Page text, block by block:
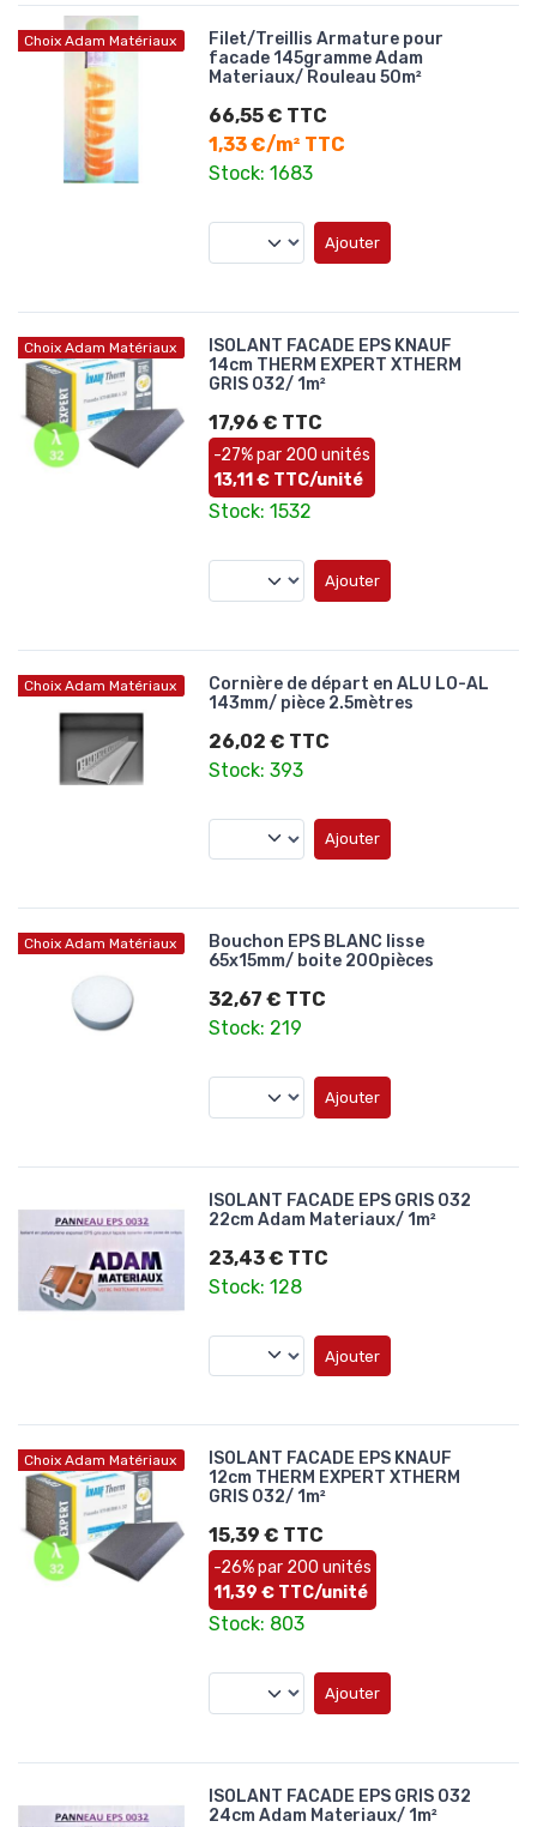
Choix Adam Matériaux
Filet/Treillis Armature pour
facade 145gramme Adam
Materiaux/ Rouleau 50m²
66,55 € TTC
1,33 €/m² TTC
Stock: 1683
Ajouter
Choix Adam Matériaux
ISOLANT FACADE EPS KNAUF
14cm THERM EXPERT XTHERM
GRIS 032/ 1m²
17,96 € TTC
-27% par 200 unités
13,11 € TTC/unité
Stock: 1532
Ajouter
Choix Adam Matériaux
Cornière de départ en ALU LO-AL
143mm/ pièce 2.5mètres
26,02 € TTC
Stock: 393
Ajouter
Choix Adam Matériaux
Bouchon EPS BLANC lisse
65x15mm/ boite 200pièces
32,67 € TTC
Stock: 219
Ajouter
ISOLANT FACADE EPS GRIS 032
22cm Adam Materiaux/ 1m²
23,43 € TTC
Stock: 128
Ajouter
Choix Adam Matériaux
ISOLANT FACADE EPS KNAUF
12cm THERM EXPERT XTHERM
GRIS 032/ 1m²
15,39 € TTC
-26% par 200 unités
11,39 € TTC/unité
Stock: 803
Ajouter
ISOLANT FACADE EPS GRIS 032
24cm Adam Materiaux/ 1m²